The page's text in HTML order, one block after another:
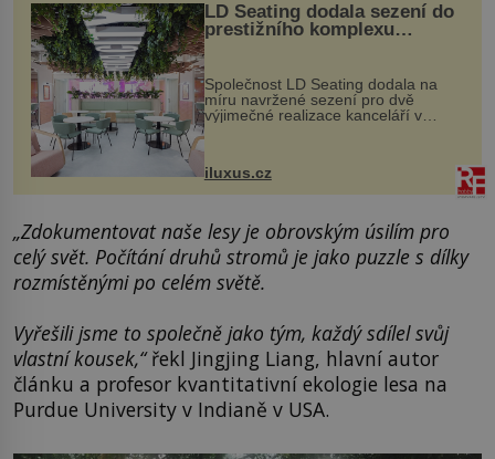
LD Seating dodala sezení do
prestižního komplexu
MediaCityUK v Salfordu
Společnost LD Seating dodala na
míru navržené sezení pro dvě
výjimečné realizace kanceláří v
areálu MediaCityUK v anglickém
budov Media...
iluxus.cz
„Zdokumentovat naše lesy je obrovským úsilím pro
celý svět. Počítání druhů stromů je jako puzzle s dílky
rozmístěnými po celém světě.
Vyřešili jsme to společně jako tým, každý sdílel svůj
vlastní kousek,“řekl Jingjing Liang, hlavní autor
článku a profesor kvantitativní ekologie lesa na
Purdue University v Indianě v USA.